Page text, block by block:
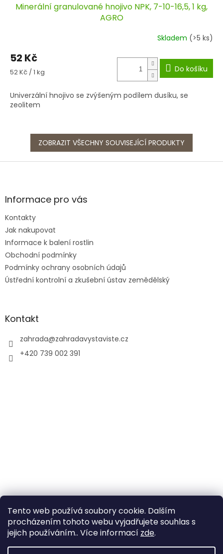
Tento web používá soubory cookie. Dalším
procházením tohoto webu vyjadřujete souhlas s
jejich používáním.. Více informací zde.
Minerální granulované hnojivo NPK, 7-10-16,5, 1 kg,
AGRO
Skladem (>5 ks)
52 Kč
Měrná
52 Kč / 1 kg Do košíku
Univerzální hnojivo se zvýšeným podílem dusíku, se
zeolitem
ZOBRAZIT VŠECHNY SOUVISEJÍCÍ PRODUKTY
Z
aInformace pro vás
Kontakty
Jak nakupovat
Informace k balení rostlin
Obchodní podmínky
Podmínky ochrany osobních údajů
Ústřední kontrolní a zkušební ústav zemědělský
Kontakt
zahrada@zahradavystaviste.cz
+420 739 002 391